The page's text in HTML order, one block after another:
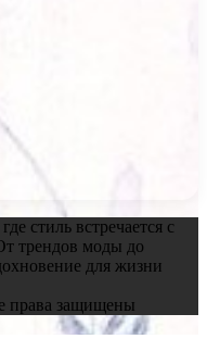
стиль встречается с
трендов моды до
для жизни
права защищены